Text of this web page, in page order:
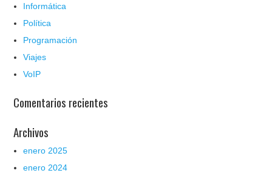
Informática
Política
Programación
Viajes
VoIP
Comentarios recientes
Archivos
enero 2025
enero 2024